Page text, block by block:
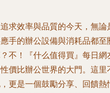
求效率與品質的今天，無
手的辦公設備與消耗品都
不！『什么值得買』每日
價比辦公世界的大門。這
更是一個鼓勵分享、回饋